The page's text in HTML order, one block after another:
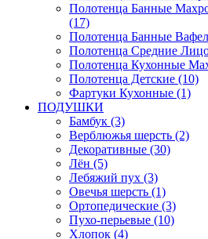
Полотенца Банные
(17)
Полотенца Банные
Полотенца Средние
Полотенца Кухонные
Полотенца Детские (10)
Фартуки Кухонные (1)
ПОДУШКИ
Бамбук (3)
Верблюжья шерсть (2)
Декоративные (30)
Лён (5)
Лебяжий пух (3)
Овечья шерсть (1)
Ортопедические (3)
Пухо-перьевые (10)
Хлопок (4)